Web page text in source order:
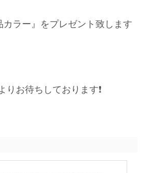
カラー』をプレゼント致します
りお待ちしております❗️